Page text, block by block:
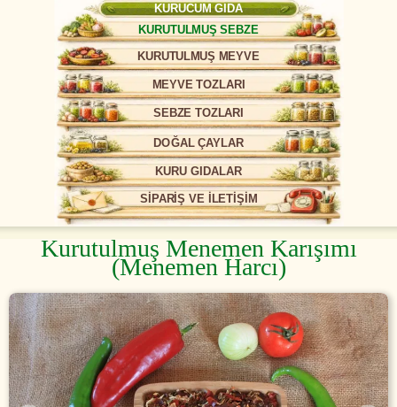
KURUCUM GIDA
KURUTULMUŞ SEBZE
KURUTULMUŞ MEYVE
MEYVE TOZLARI
SEBZE TOZLARI
DOĞAL ÇAYLAR
KURU GIDALAR
SİPARİŞ VE İLETİŞİM
Kurutulmuş Menemen Karışımı
(Menemen Harcı)